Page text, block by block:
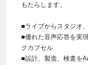
もたらします。
■ライブからスタジオ
■優れた音声応答を実
クカプセル
■設計、製造、検査を